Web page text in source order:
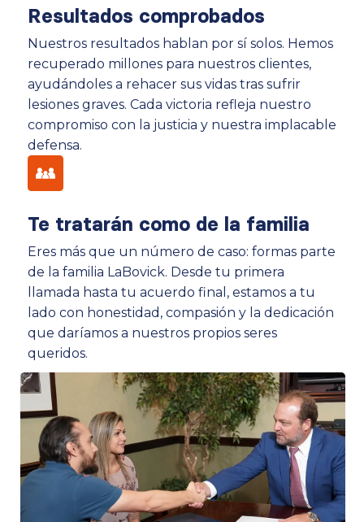
Resultados comprobados
Nuestros resultados hablan por sí solos. Hemos
recuperado millones para nuestros clientes,
ayudándoles a rehacer sus vidas tras sufrir
lesiones graves. Cada victoria refleja nuestro
compromiso con la justicia y nuestra implacable
defensa.
Te tratarán como de la familia
Eres más que un número de caso: formas parte
de la familia LaBovick. Desde tu primera
llamada hasta tu acuerdo final, estamos a tu
lado con honestidad, compasión y la dedicación
que daríamos a nuestros propios seres
queridos.